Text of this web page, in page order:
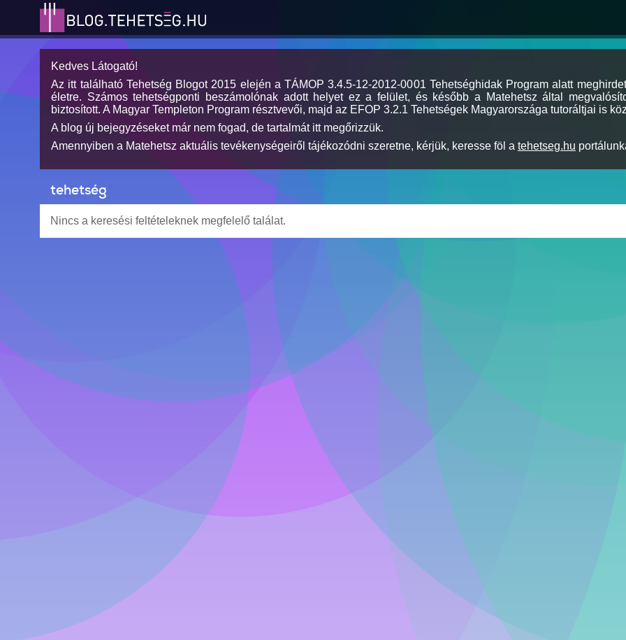
Kedves Látogató!
Az itt található Tehetség Blogot 2015 elején a TÁMOP 3.4.5-12-2012-0001 Tehetséghidak Program alatt
életre. Számos tehetségponti beszámolónak adott helyet ez a felület, és később a Matehetsz által
biztosított. A Magyar Templeton Program résztvevői, majd az EFOP 3.2.1 Tehetségek Magyarországa tutoráltjai is
A blog új bejegyzéseket már nem fogad, de tartalmát itt megőrizzük.
Amennyiben a Matehetsz aktuális tevékenységeiről tájékozódni szeretne, kérjük, keresse föl a tehetseg.hu
tehetség
Nincs a keresési feltételeknek megfelelő találat.